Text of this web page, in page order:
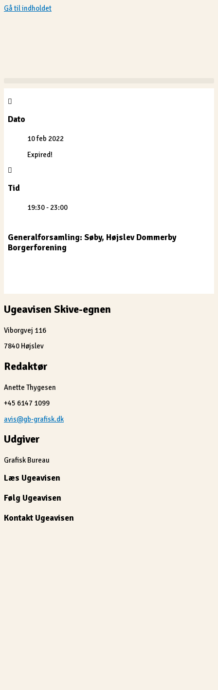
Gå til indholdet
Dato
10 feb 2022
Expired!
Tid
19:30 - 23:00
Generalforsamling: Søby, Højslev Dommerby
Borgerforening
Ugeavisen Skive-egnen
Viborgvej 116
7840 Højslev
Redaktør
Anette Thygesen
+45 6147 1099
avis@gb-grafisk.dk
Udgiver
Grafisk Bureau
Læs Ugeavisen
Følg Ugeavisen
Kontakt Ugeavisen